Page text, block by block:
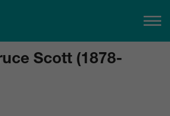
Scott (1878-